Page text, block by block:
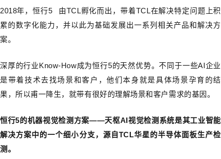
2018年，恒行5
由TCL孵化而出，带着TCL在解决特定问题上积
累的数字化能力，并以此为基础发展出一系列相关产品和解决方
案。
深厚的行业Know-How成为恒行5的天然优势。不同于一些AI企业
是带着技术去找场景和客户，他们本身就是具体场景孕育的结
果，所以甫一降生，就带有很好的理解场景和客户需求的基因。
恒行5的机器视觉检测方案——天枢AI视觉检测系统是其工业智能
解决方案中的一个细小分支，源自TCL华星的半导体面板生产检
测。